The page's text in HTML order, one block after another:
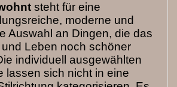
steht für eine
moderne und
Auswahl an Dingen, die das
Leben noch schöner
individuell ausgewählten
lassen sich nicht in eine